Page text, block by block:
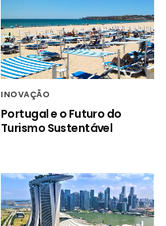
INOVAÇÃO
Portugal e o Futuro do
Turismo Sustentável